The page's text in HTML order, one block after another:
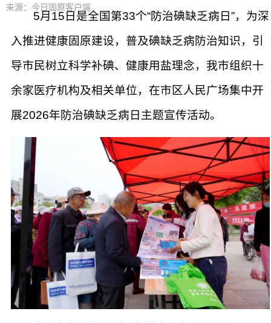
来源：今日固原客户端
5月15日是全国第33个“防治碘缺乏病日”，为深
入推进健康固原建设，普及碘缺乏病防治知识，引
导市民树立科学补碘、健康用盐理念，我市组织十
余家医疗机构及相关单位，在市区人民广场集中开
展2026年防治碘缺乏病日主题宣传活动。